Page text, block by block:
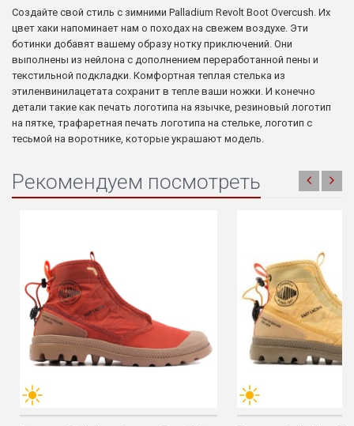
Создайте свой стиль с зимними Palladium Revolt Boot Overcush. Их
цвет хаки напоминает нам о походах на свежем воздухе. Эти
ботинки добавят вашему образу нотку приключений. Они
выполнены из нейлона с дополнением переработанной пены и
текстильной подкладки. Комфортная теплая стелька из
этиленвинилацетата сохранит в тепле ваши ножки. И конечно
детали такие как печать логотипа на язычке, резиновый логотип
на пятке, трафаретная печать логотипа на стельке, логотип с
тесьмой на воротнике, которые украшают модель.
Рекомендуем посмотреть